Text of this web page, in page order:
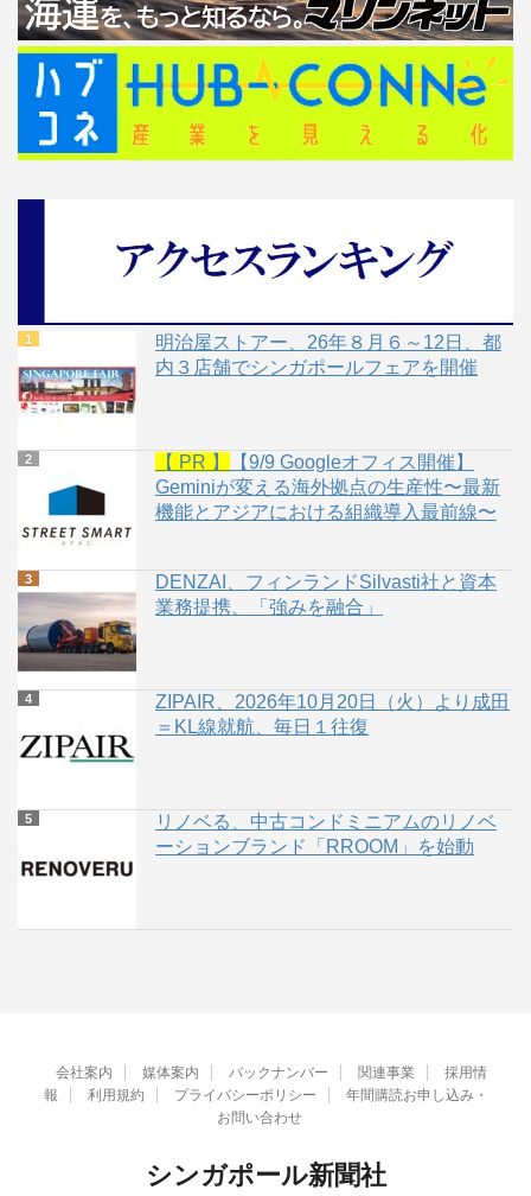
明治屋ストアー、26年８月６～12日、都
内３店舗でシンガポールフェアを開催
【 PR 】
【9/9 Googleオフィス開催】
Geminiが変える海外拠点の生産性〜最新
機能とアジアにおける組織導入最前線〜
DENZAI、フィンランドSilvasti社と資本
業務提携、「強みを融合」
ZIPAIR、2026年10月20日（火）より成田
＝KL線就航、毎日１往復
リノベる、中古コンドミニアムのリノベ
ーションブランド「RROOM」を始動
会社案内 媒体案内 バックナンバー 関連事業
採用情
報
利用規約 プライバシーポリシー
年間購読お申し込み・
お問い合わせ
シンガポール新聞社